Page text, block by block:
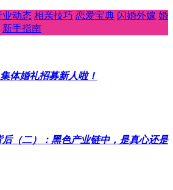
业动态 相亲技巧 恋爱宝典 闪婚外嫁 婚
新手指南
体婚礼招募新人啦！
后（二）：黑色产业链中，是真心还是